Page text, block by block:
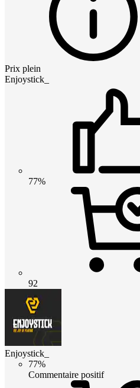
Prix plein
Enjoystick_
77%
92
Enjoystick_
77%
Commentaire positif